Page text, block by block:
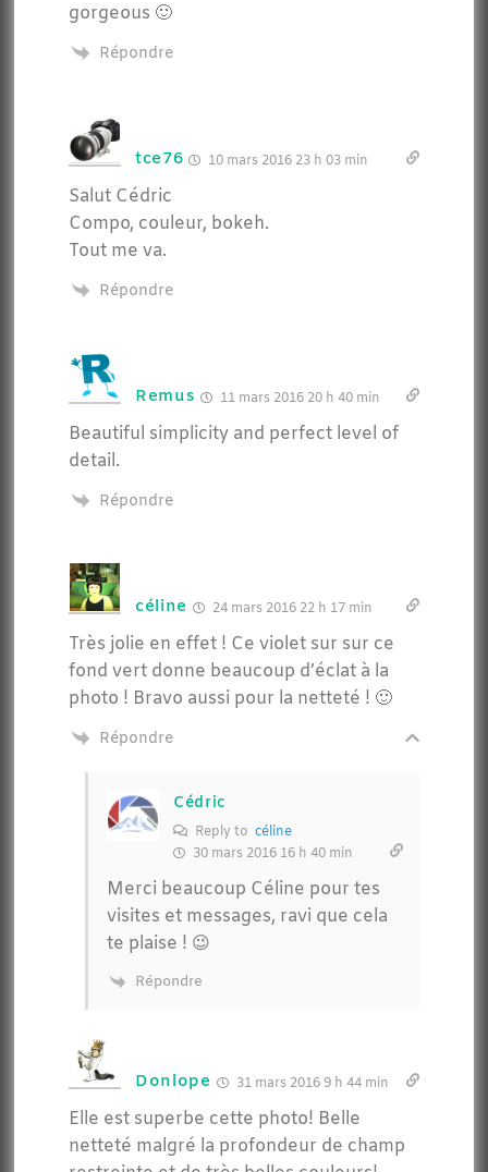
gorgeous 🙂
Répondre
tce76 10 mars 2016 23 h 03 min
Salut Cédric
Compo, couleur, bokeh.
Tout me va.
Répondre
Remus 11 mars 2016 20 h 40 min
Beautiful simplicity and perfect level of
detail.
Répondre
céline 24 mars 2016 22 h 17 min
Très jolie en effet ! Ce violet sur sur ce
fond vert donne beaucoup d’éclat à la
photo ! Bravo aussi pour la netteté ! 🙂
Répondre
Cédric
Reply to céline
30 mars 2016 16 h 40 min
Merci beaucoup Céline pour tes
visites et messages, ravi que cela
te plaise ! 😉
Répondre
Donlope 31 mars 2016 9 h 44 min
Elle est superbe cette photo! Belle
netteté malgré la profondeur de champ